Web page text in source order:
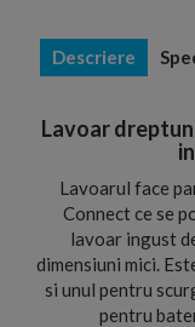
Descriere
Lavoar
Lavoarul face
Connect ce se
lavoar ingust
dimensiuni mici.
si unul pentru
pentru